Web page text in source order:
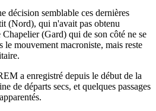
décision semblable ces dernières
(Nord), qui n'avait pas obtenu
(Gard) qui de son côté ne se
mouvement macroniste, mais reste
a enregistré depuis le début de la
de départs secs, et quelques passages